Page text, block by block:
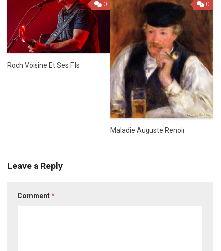
0
Roch Voisine Et Ses Fils
0
Maladie Auguste Renoir
Leave a Reply
Comment*